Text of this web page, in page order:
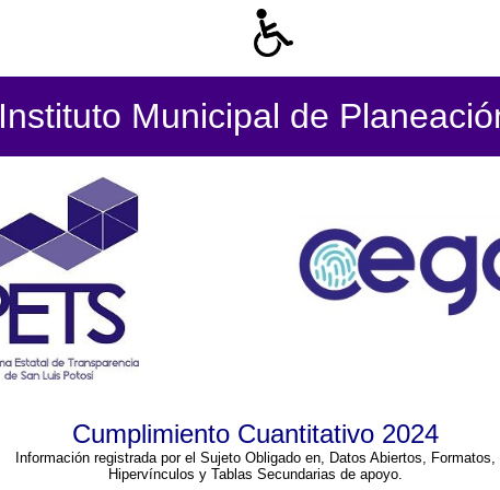
Instituto Municipal de
Cumplimiento Cuantitativo 2024
Información registrada por el Sujeto Obligado en, Datos Abiertos, Formatos,
Hipervínculos y Tablas Secundarias de apoyo.